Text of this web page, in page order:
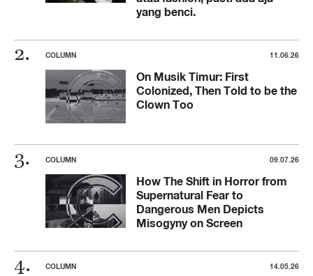
yang benci.
COLUMN 11.06.26
On Musik Timur: First
Colonized, Then Told to be the
Clown Too
COLUMN 09.07.26
How The Shift in Horror from
Supernatural Fear to
Dangerous Men Depicts
Misogyny on Screen
COLUMN 14.05.26